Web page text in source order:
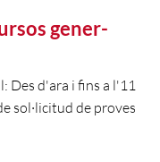
gener-
Des d'ara i fins a l'11
sol·licitud de proves